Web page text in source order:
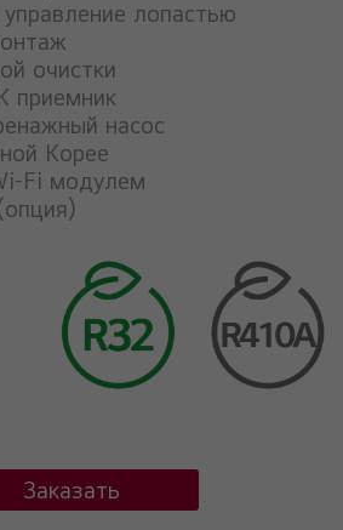
лопастью
очистки
приемник
насос
Корее
Fi модулем
Заказать